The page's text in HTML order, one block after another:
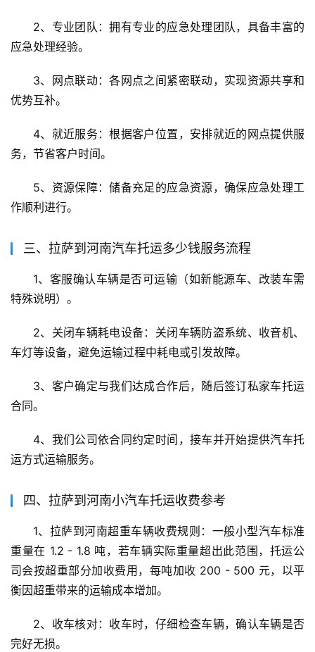
2、专业团队：拥有专业的应急处理团队，具备丰富的
应急处理经验。
3、网点联动：各网点之间紧密联动，实现资源共享和
优势互补。
4、就近服务：根据客户位置，安排就近的网点提供服
务，节省客户时间。
5、资源保障：储备充足的应急资源，确保应急处理工
作顺利进行。
三、拉萨到河南汽车托运多少钱服务流程
1、客服确认车辆是否可运输（如新能源车、改装车需
特殊说明）。
2、关闭车辆耗电设备：关闭车辆防盗系统、收音机、
车灯等设备，避免运输过程中耗电或引发故障。
3、客户确定与我们达成合作后，随后签订私家车托运
合同。
4、我们公司依合同约定时间，接车并开始提供汽车托
运方式运输服务。
四、拉萨到河南小汽车托运收费参考
1、拉萨到河南超重车辆收费规则：一般小型汽车标准
重量在 1.2 - 1.8 吨，若车辆实际重量超出此范围，托运公
司会按超重部分加收费用，每吨加收 200 - 500 元，以平
衡因超重带来的运输成本增加。
2、收车核对：收车时，仔细检查车辆，确认车辆是否
完好无损。